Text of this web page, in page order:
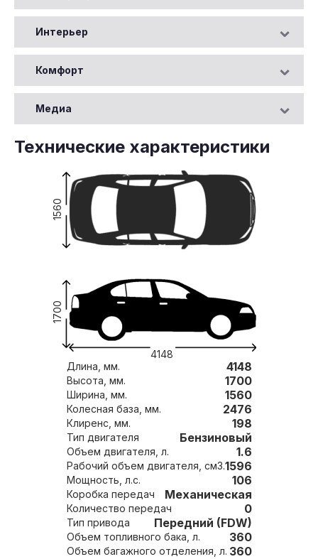
Интерьер
Комфорт
Медиа
Технические характеристики
4148
1700
1560
Длина, мм. 4148
Высота, мм. 1700
Ширина, мм. 1560
Колесная база, мм. 2476
Клиренс, мм. 198
Тип двигателя Бензиновый
Объем двигателя, л. 1.6
Рабочий объем двигателя, см3.1596
Мощность, л.с. 106
Коробка передач Механическая
Количество передач 0
Тип привода Передний (FDW)
Объем топливного бака, л. 360
Объем багажного отделения, л. 360